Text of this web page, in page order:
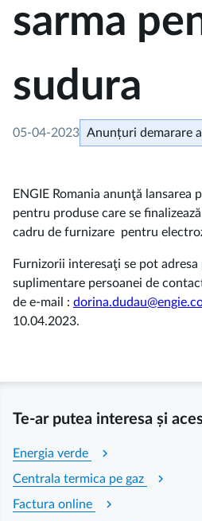
sarma
sudura
05-04-2023 Anunțuri demarare
ENGIE Romania anunţă lansarea
pentru produse care se
cadru de furnizare pentru
Furnizorii interesaţi se pot
suplimentare persoanei de
de e-mail :
10.04.2023.
Te-ar putea interesa și
Energia verde chevron_right
Centrala termica pe gaz chevron_right
Factura online chevron_right